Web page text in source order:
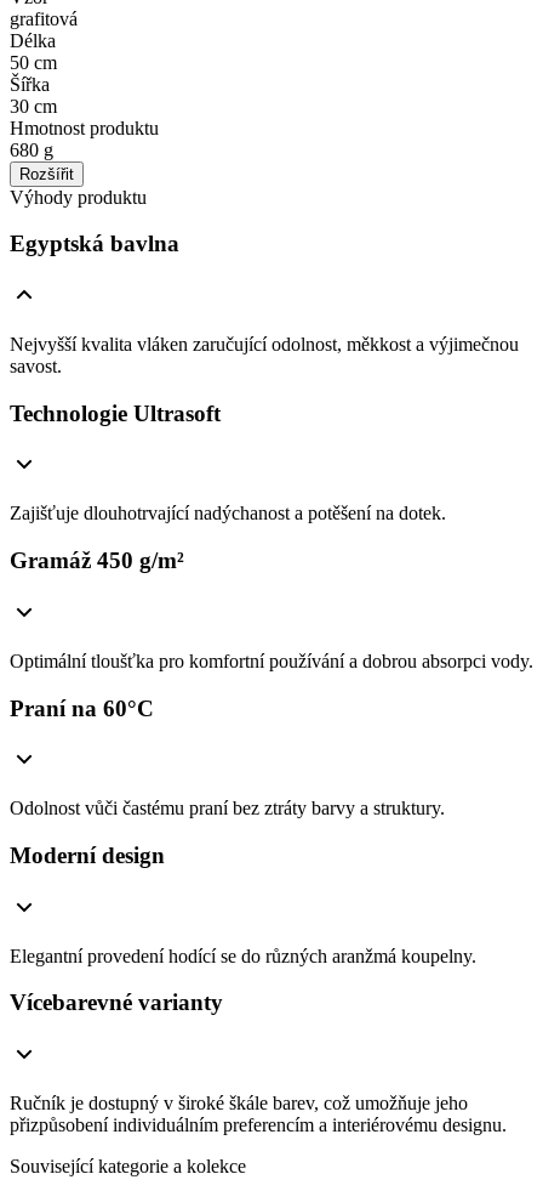
grafitová
Délka
50 cm
Šířka
30 cm
Hmotnost produktu
680 g
Rozšířit
Výhody produktu
Egyptská bavlna
Nejvyšší kvalita vláken zaručující odolnost, měkkost a výjimečnou
savost.
Technologie Ultrasoft
Zajišťuje dlouhotrvající nadýchanost a potěšení na dotek.
Gramáž 450 g/m²
Optimální tloušťka pro komfortní používání a dobrou absorpci vody.
Praní na 60°C
Odolnost vůči častému praní bez ztráty barvy a struktury.
Moderní design
Elegantní provedení hodící se do různých aranžmá koupelny.
Vícebarevné varianty
Ručník je dostupný v široké škále barev, což umožňuje jeho
přizpůsobení individuálním preferencím a interiérovému designu.
Související kategorie a kolekce